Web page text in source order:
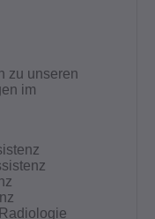
zu unseren
im